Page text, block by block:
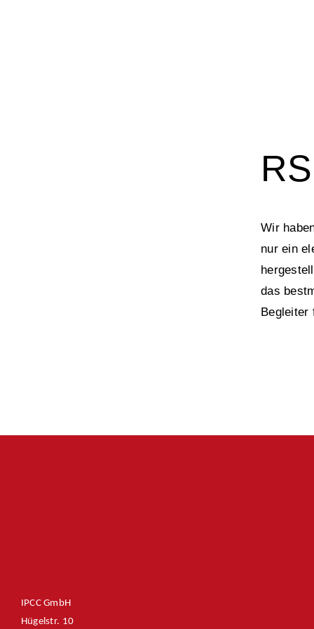
Wir
nur ein
das
IPCC GmbH
Hügelstr. 10